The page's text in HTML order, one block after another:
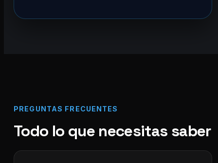
PREGUNTAS FRECUENTES
Todo lo que necesitas saber